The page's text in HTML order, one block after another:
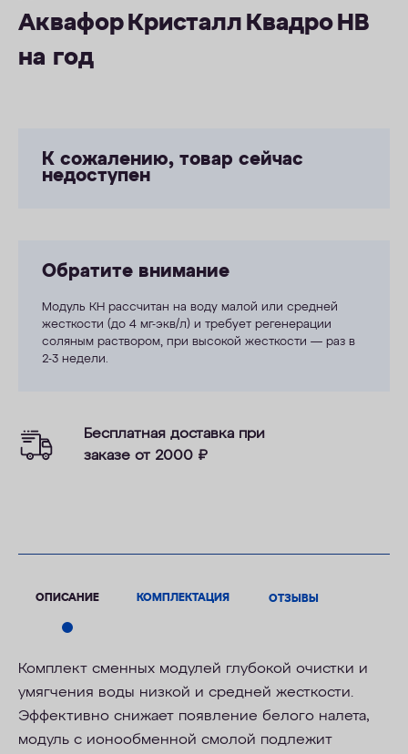
Аквафор Кристалл Квадро НВ
на год
К сожалению, товар сейчас
недоступен
Обратите внимание
Модуль КН рассчитан на воду малой или средней
жесткости (до 4 мг-экв/л) и требует регенерации
соляным раствором, при высокой жесткости — раз в
2-3 недели.
Бесплатная доставка при
заказе от 2000 ₽
ОПИСАНИЕ КОМПЛЕКТАЦИЯ ОТЗЫВЫ
Комплект сменных модулей глубокой очистки и
умягчения воды низкой и средней жесткости.
Эффективно снижает появление белого налета,
модуль с ионообменной смолой подлежит